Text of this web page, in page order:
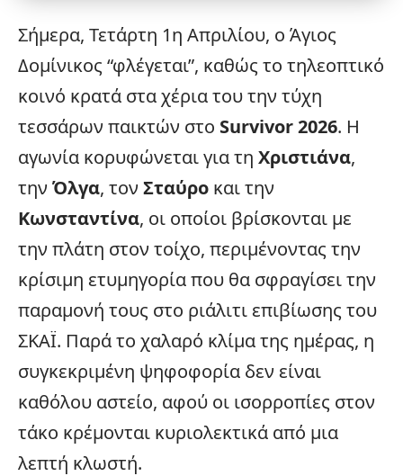
Σήμερα, Τετάρτη 1η Απριλίου, ο Άγιος
Δομίνικος “φλέγεται”, καθώς το τηλεοπτικό
κοινό κρατά στα χέρια του την τύχη
τεσσάρων παικτών στο Survivor2026. Η
αγωνία κορυφώνεται για τη Χριστιάνα,
την Όλγα, τον Σταύρο και την
Κωνσταντίνα, οι οποίοι βρίσκονται με
την πλάτη στον τοίχο, περιμένοντας την
κρίσιμη ετυμηγορία που θα σφραγίσει την
παραμονή τους στο ριάλιτι επιβίωσης του
ΣΚΑΪ. Παρά το χαλαρό κλίμα της ημέρας, η
συγκεκριμένη ψηφοφορία δεν είναι
καθόλου αστείο, αφού οι ισορροπίες στον
τάκο κρέμονται κυριολεκτικά από μια
λεπτή κλωστή.